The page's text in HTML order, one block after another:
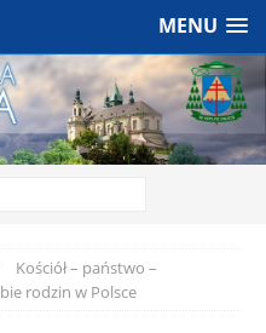
MENU
Kościół – państwo –
rodzin w Polsce